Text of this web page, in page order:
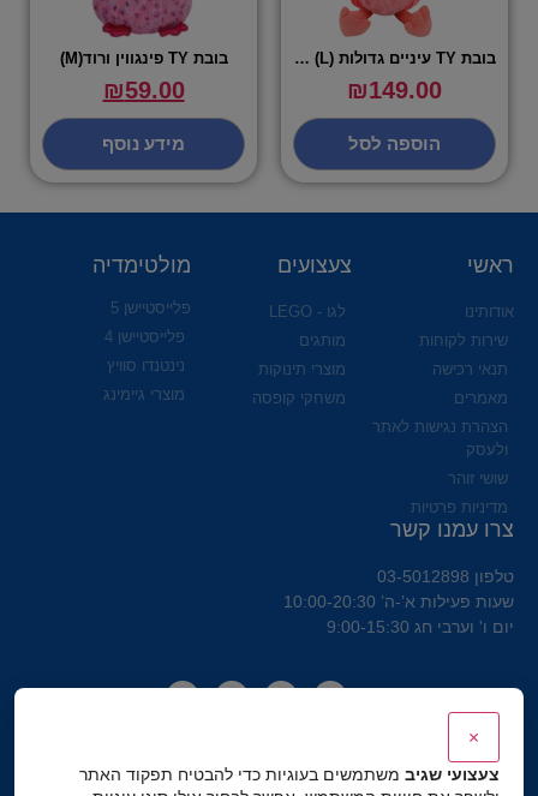
בובת TY עיניים גדולות (L) – פלמינגו
₪149.00
הוספה לסל
בובת TY פינגווין ורוד(M)
₪59.00
מידע נוסף
ראשי
אודותינו
שירות לקוחות
תנאי רכישה
מאמרים
הצהרת נגישות לאתר
ולעסק
שושי זוהר
מדיניות פרטיות
צעצועים
לגו - LEGO
מותגים
מוצרי תינוקות
משחקי קופסה
מולטימדיה
פלייסטיישן 5
פלייסטיישן 4
נינטנדו סוויץ
מוצרי גיימינג
צרו עמנו קשר
טלפון 03-5012898
שעות פעילות א’-ה’ 10:00-20:30
יום ו' וערבי חג 9:00-15:30
×
צעצועי שגיב משתמשים בעוגיות כדי להבטיח תפקוד האתר